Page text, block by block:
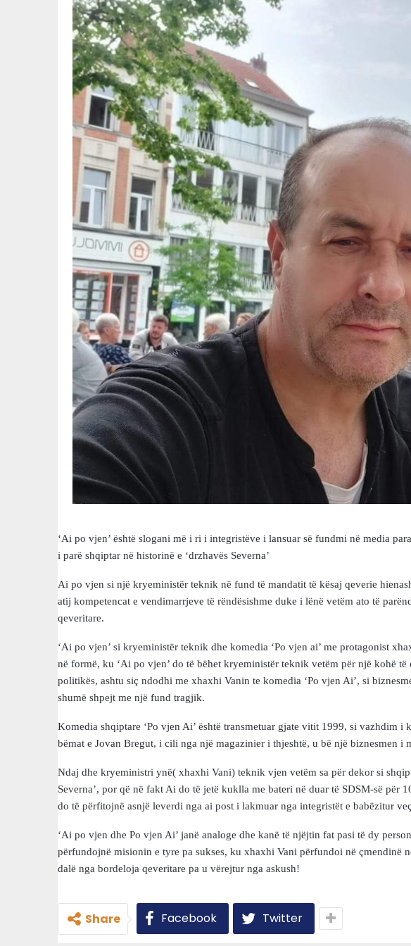
‘Ai po vjen’ është slogani më i ri i integristëve i lansuar së fundmi në media
i parë shqiptar në historinë e ‘drzhavës Severna’
Ai po vjen si një kryeministër teknik në fund të mandatit të kësaj qeverie
atij kompetencat e vendimarrjeve të rëndësishme duke i lënë vetëm ato të
qeveritare.
‘Ai po vjen’ si kryeministër teknik dhe komedia ‘Po vjen ai’ me protagonist
në formë, ku ‘Ai po vjen’ do të bëhet kryeministër teknik vetëm për një kohë
politikës, ashtu siç ndodhi me xhaxhi Vanin te komedia ‘Po vjen Ai’, si
shumë shpejt me një fund tragjik.
Komedia shqiptare ‘Po vjen Ai’ është transmetuar gjate vitit 1999, si vazhdim i
bëmat e Jovan Bregut, i cili nga një magazinier i thjeshtë, u bë një biznesmen i
Ndaj dhe kryeministri ynë( xhaxhi Vani) teknik vjen vetëm sa për dekor si
Severna’, por që në fakt Ai do të jetë kuklla me bateri në duar të SDSM-së për
do të përfitojnë asnjë leverdi nga ai post i lakmuar nga integristët e babëzitur
‘Ai po vjen dhe Po vjen Ai’ janë analoge dhe kanë të njëjtin fat pasi të dy
përfundojnë misionin e tyre pa sukses, ku xhaxhi Vani përfundoi në çmendinë
dalë nga bordeloja qeveritare pa u vërejtur nga askush!
Share Facebook Twitter